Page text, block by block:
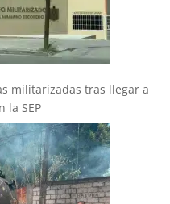
militarizadas tras llegar a
la SEP